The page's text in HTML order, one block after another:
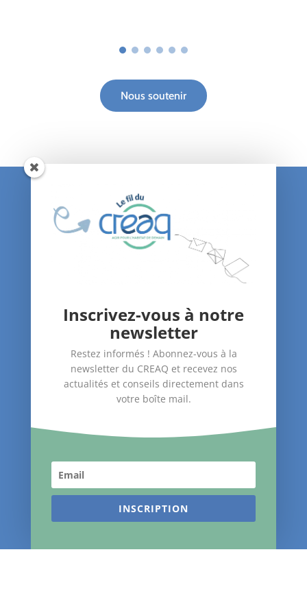
Nous soutenir
213 Cours Victor Hugo
33130 Bègles
Qui sommes-nous ?
Le blog du CREAQ
Agenda
Inscrivez-vous à notre
newsletter
Restez informés ! Abonnez-vous à la
newsletter du CREAQ et recevez nos
actualités et conseils directement dans
votre boîte mail.
INSCRIPTION